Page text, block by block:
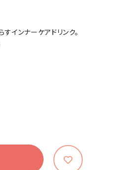
インナーケアドリンク。